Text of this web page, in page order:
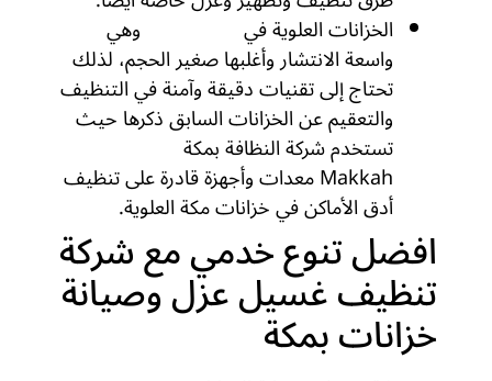
الخزانات العلوية في وهي
واسعة الانتشار وأغلبها صغير الحجم، لذلك
تحتاج إلى تقنيات دقيقة وآمنة في التنظيف
والتعقيم عن الخزانات السابق ذكرها حيث
تستخدم شركة النظافة بمكة
Makkah معدات وأجهزة قادرة على تنظيف
أدق الأماكن في خزانات مكة العلوية.
افضل تنوع خدمي مع شركة
تنظيف غسيل عزل وصيانة
خزانات بمكة